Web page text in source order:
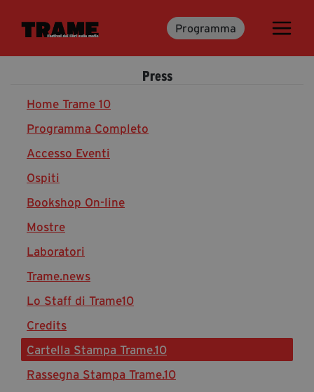
Programma
Trame.15
Libri | Trame.15
Media & Press
News & Kit
Accrediti Stampa | Trame.15
Cartella Stampa
Rassegna Stampa
Partecipa
Diventa Partner
Sostienici
Press
Home Trame 10
Programma Completo
Accesso Eventi
Ospiti
Bookshop On-line
Mostre
Laboratori
Trame.news
Lo Staff di Trame10
Credits
Cartella Stampa Trame.10
Rassegna Stampa Trame.10